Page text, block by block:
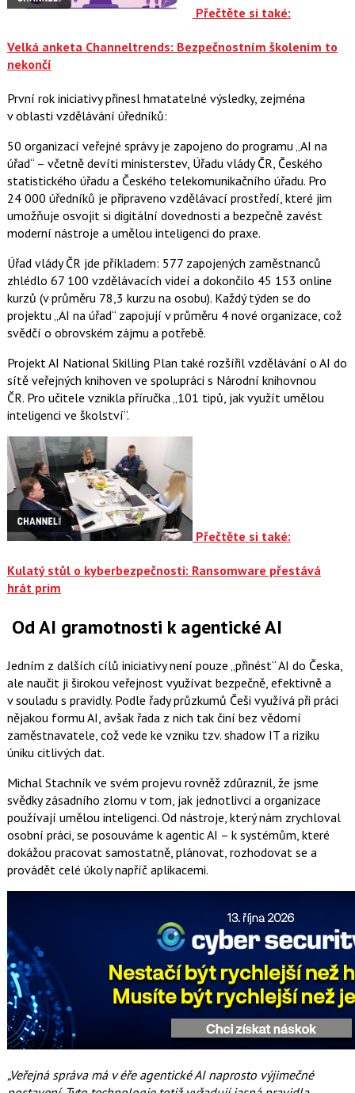
Přečtěte si také:
Velká anketa Channeltrends: Bezpečnostním školením to
nekončí
První rok iniciativy přinesl hmatatelné výsledky, zejména
v oblasti vzdělávání úředníků:
50 organizací veřejné správy je zapojeno do programu „AI na
úřad“ – včetně devíti ministerstev, Úřadu vlády ČR, Českého
statistického úřadu a Českého telekomunikačního úřadu. Pro
24 000 úředníků je připraveno vzdělávací prostředí, které jim
umožňuje osvojit si digitální dovednosti a bezpečně zavést
moderní nástroje a umělou inteligenci do praxe.
Úřad vlády ČR jde příkladem: 577 zapojených zaměstnanců
zhlédlo 67 100 vzdělávacích videí a dokončilo 45 153 online
kurzů (v průměru 78,3 kurzu na osobu). Každý týden se do
projektu „AI na úřad“ zapojují v průměru 4 nové organizace, což
svědčí o obrovském zájmu a potřebě.
Projekt AI National Skilling Plan také rozšířil vzdělávání o AI do
sítě veřejných knihoven ve spolupráci s Národní knihovnou
ČR. Pro učitele vznikla příručka „101 tipů, jak využít umělou
inteligenci ve školství“.
Přečtěte si také:
Kulatý stůl o kyberbezpečnosti: Ransomware přestává
hrát prim
Od AI gramotnosti k agentické AI
Jedním z dalších cílů iniciativy není pouze „přinést“ AI do Česka,
ale naučit ji širokou veřejnost využívat bezpečně, efektivně a
v souladu s pravidly. Podle řady průzkumů Češi využívá při práci
nějakou formu AI, avšak řada z nich tak činí bez vědomí
zaměstnavatele, což vede ke vzniku tzv. shadow IT a riziku
úniku citlivých dat.
Michal Stachník ve svém projevu rovněž zdůraznil, že jsme
svědky zásadního zlomu v tom, jak jednotlivci a organizace
používají umělou inteligenci. Od nástroje, který nám zrychloval
osobní práci, se posouváme k agentic AI – k systémům, které
dokážou pracovat samostatně, plánovat, rozhodovat se a
provádět celé úkoly napříč aplikacemi.
„Veřejná správa má v éře agentické AI naprosto výjimečné